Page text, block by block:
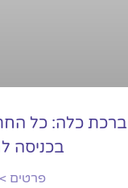
ברכת כלה: כל
בכניסה
פרטים